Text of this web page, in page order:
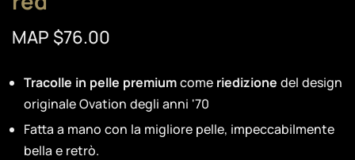
MAP $76.00
Tracolle in pelle premiumcome riedizione del design
originale Ovation degli anni '70
Fatta a mano con la migliore pelle, impeccabilmente
bella e retrò.